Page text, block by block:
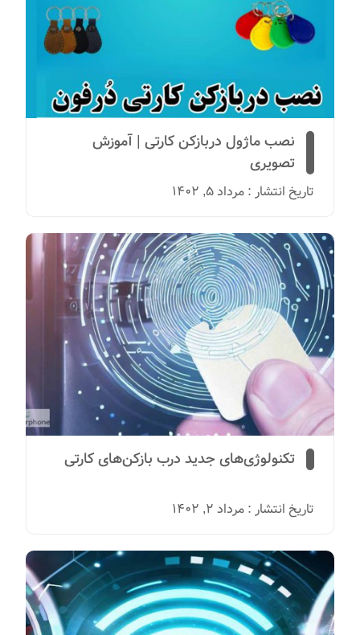
نصب ماژول دربازکن کارتی | آموزش
تصویری
تاریخ انتشار : مرداد 5, 1402
تکنولوژی‌های جدید درب بازکن‌های کارتی
تاریخ انتشار : مرداد 2, 1402